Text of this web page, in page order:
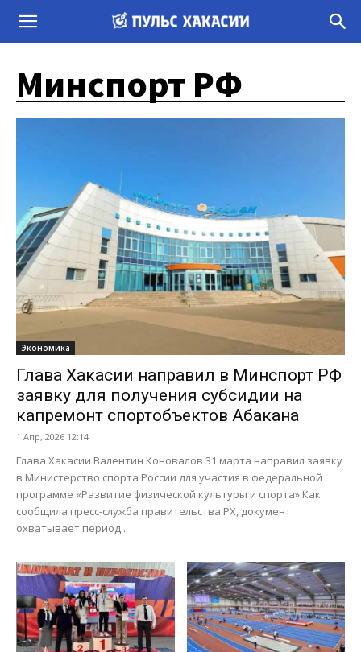
Минспорт РФ
Экономика
Глава Хакасии направил в Минспорт РФ
заявку для получения субсидии на
капремонт спортобъектов Абакана
1 Апр, 2026 12:14
Глава Хакасии Валентин Коновалов 31 марта направил заявку
в Министерство спорта России для участия в федеральной
программе «Развитие физической культуры и спорта».Как
сообщила пресс-служба правительства РХ, документ
охватывает период...